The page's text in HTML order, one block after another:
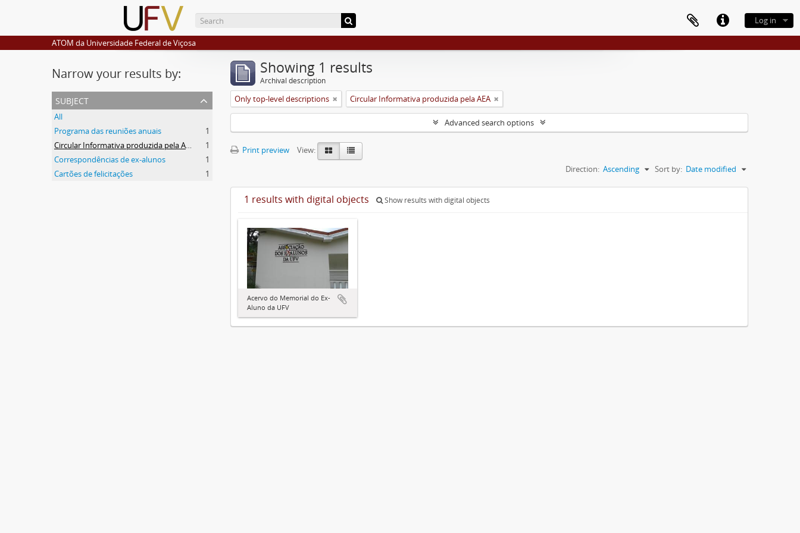
Log in
ATOM da Universidade Federal de Viçosa
Narrow your results by:
subject
All
Programa das reuniões anuais
1
Circular Informativa produzida pela AEA
1
Correspondências de ex-alunos
1
Cartões de felicitações
1
Showing 1 results
Archival description
Only top-level descriptions Circular Informativa produzida pela AEA
Advanced search options
Print preview
View:
Sort by: Date modified
Direction: Ascending
1 results with digital objects Show results with digital objects
Acervo do Memorial do Ex-
Aluno da UFV